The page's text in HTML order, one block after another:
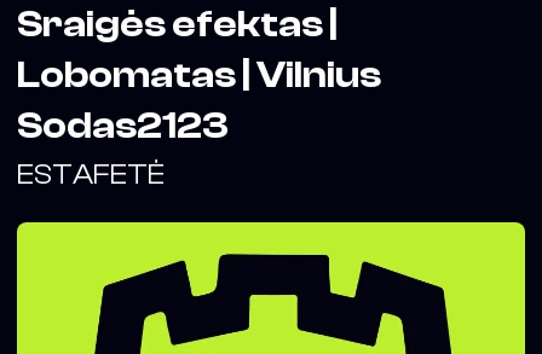
Sraigės efektas |
Lobomatas | Vilnius
Sodas2123
ESTAFETĖ